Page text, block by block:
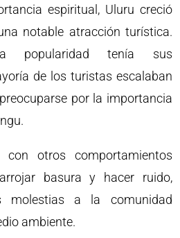
espiritual, Uluru creció
notable atracción turística.
popularidad tenía sus
de los turistas escalaban
por la importancia
con otros comportamientos
basura y hacer ruido,
molestias a la comunidad
ambiente.